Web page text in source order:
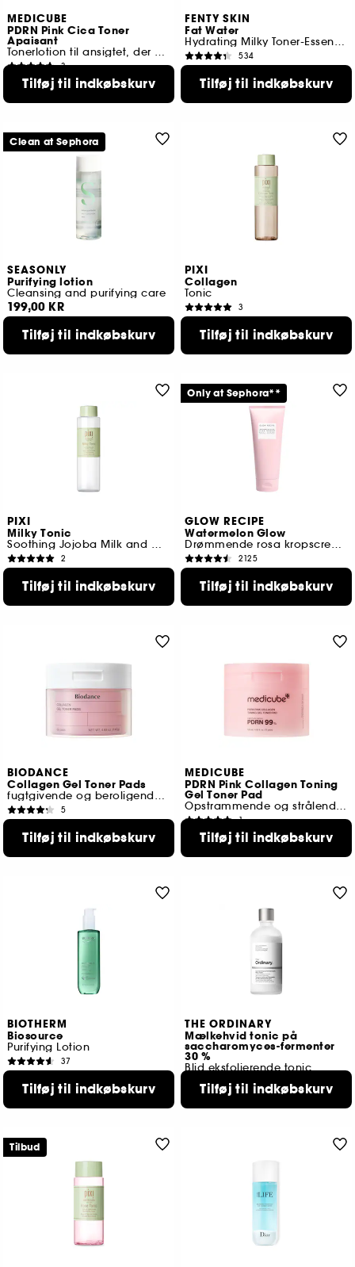
MEDICUBE
PDRN Pink Cica Toner
Apaisant
Tonerlotion til ansigtet, der giver glød
3
169,00 KR
Tilføj til indkøbskurv
FENTY SKIN
Fat Water
Hydrating Milky Toner-Essence
534
Tilføj til indkøbskurv
SEASONLY
Purifying lotion
Cleansing and purifying care
199,00 KR
Tilføj til indkøbskurv
Clean at Sephora
PIXI
Collagen
Tonic
3
Tilføj til indkøbskurv
PIXI
Milky Tonic
Soothing Jojoba Milk and Oatmeal Toner
2
Tilføj til indkøbskurv
GLOW RECIPE
Watermelon Glow
Drømmende rosa kropscreme
2125
Tilføj til indkøbskurv
Only at Sephora**
BIODANCE
Collagen Gel Toner Pads
fugtgivende og beroligende maske
5
Tilføj til indkøbskurv
MEDICUBE
PDRN Pink Collagen Toning
Gel Toner Pad
Opstrammende og strålende ansigtspude
1
209,00 KR
Tilføj til indkøbskurv
BIOTHERM
Biosource
Purifying Lotion
37
Tilføj til indkøbskurv
THE ORDINARY
Mælkehvid tonic på
saccharomyces-fermenter
30 %
Blid eksfolierende tonic
1014
159,00 KR
Tilføj til indkøbskurv
Tilbud